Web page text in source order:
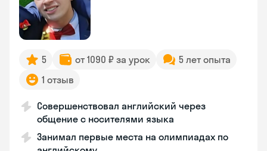
5 от 1090 ₽ за урок
5 лет опыта
1 отзыв
Совершенствовал английский через
общение с носителями языка
Занимал первые места на олимпиадах по